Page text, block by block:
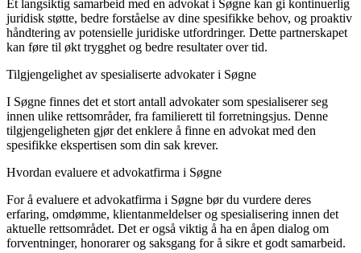
Et langsiktig samarbeid med en advokat i Søgne kan gi kontinuerlig
juridisk støtte, bedre forståelse av dine spesifikke behov, og proaktiv
håndtering av potensielle juridiske utfordringer. Dette partnerskapet
kan føre til økt trygghet og bedre resultater over tid.
Tilgjengelighet av spesialiserte advokater i Søgne
I Søgne finnes det et stort antall advokater som spesialiserer seg
innen ulike rettsområder, fra familierett til forretningsjus. Denne
tilgjengeligheten gjør det enklere å finne en advokat med den
spesifikke ekspertisen som din sak krever.
Hvordan evaluere et advokatfirma i Søgne
For å evaluere et advokatfirma i Søgne bør du vurdere deres
erfaring, omdømme, klientanmeldelser og spesialisering innen det
aktuelle rettsområdet. Det er også viktig å ha en åpen dialog om
forventninger, honorarer og saksgang for å sikre et godt samarbeid.